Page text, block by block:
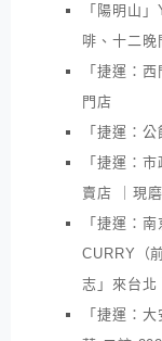
「陽明山
啡、十二晚
「捷運：
門店
「捷運：
「捷運：
賣店 ｜現
「捷運：
CURRY（
志」來台北
「捷運：